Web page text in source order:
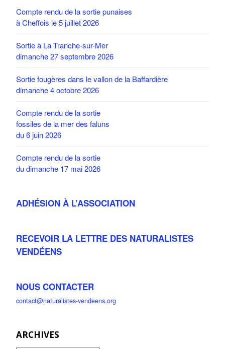
Compte rendu de la sortie punaises
à Cheffois le 5 juillet 2026
Sortie à La Tranche-sur-Mer
dimanche 27 septembre 2026
Sortie fougères dans le vallon de la Baffardière
dimanche 4 octobre 2026
Compte rendu de la sortie
fossiles de la mer des faluns
du 6 juin 2026
Compte rendu de la sortie
du dimanche 17 mai 2026
ADHÉSION À L’ASSOCIATION
RECEVOIR LA LETTRE DES NATURALISTES
VENDÉENS
NOUS CONTACTER
contact@naturalistes-vendeens.org
ARCHIVES